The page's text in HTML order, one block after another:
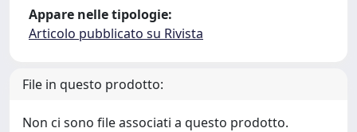
Appare nelle tipologie:
Articolo pubblicato su Rivista
File in questo prodotto:
Non ci sono file associati a questo prodotto.